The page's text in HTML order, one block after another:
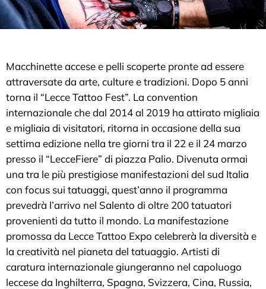
Macchinette accese e pelli scoperte pronte ad essere
attraversate da arte, culture e tradizioni. Dopo 5 anni
torna il “Lecce Tattoo Fest”. La convention
internazionale che dal 2014 al 2019 ha attirato migliaia
e migliaia di visitatori, ritorna in occasione della sua
settima edizione nella tre giorni tra il 22 e il 24 marzo
presso il “LecceFiere” di piazza Palio. Divenuta ormai
una tra le più prestigiose manifestazioni del sud Italia
con focus sui tatuaggi, quest’anno il programma
prevedrà l’arrivo nel Salento di oltre 200 tatuatori
provenienti da tutto il mondo. La manifestazione
promossa da Lecce Tattoo Expo celebrerà la diversità e
la creatività nel pianeta del tatuaggio. Artisti di
caratura internazionale giungeranno nel capoluogo
leccese da Inghilterra, Spagna, Svizzera, Cina, Russia,